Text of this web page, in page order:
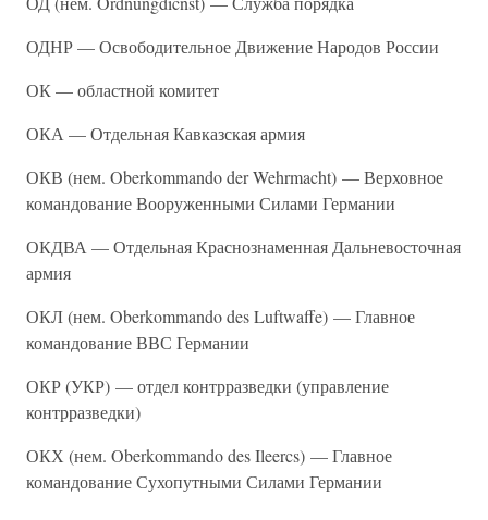
ОДНР — Освободительное Движение Народов России
ОК — областной комитет
ОКА — Отдельная Кавказская армия
ОКВ (нем. Oberkommando der Wehrmacht) — Верховное
командование Вооруженными Силами Германии
ОКДВА — Отдельная Краснознаменная Дальневосточная
армия
ОКЛ (нем. Oberkommando des Luftwaffe) — Главное
командование ВВС Германии
ОКР (УКР) — отдел контрразведки (управление
контрразведки)
ОКХ (нем. Oberkommando des Ileercs) — Главное
командование Сухопутными Силами Германии